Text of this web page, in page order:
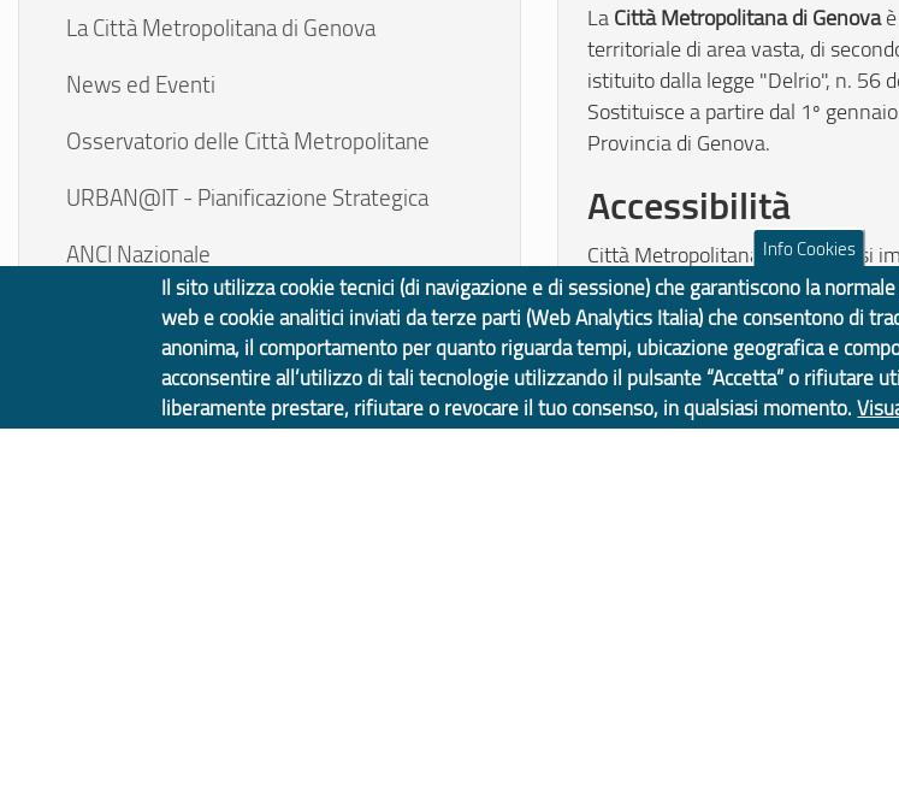
La Città Metropolitana di Genova
News ed Eventi
Osservatorio delle Città Metropolitane
URBAN@IT - Pianificazione Strategica
ANCI Nazionale
ANCI Liguria
La Città Metropolitana di Genovaè
territoriale di area vasta, di
istituito dalla legge "Delrio", n. 56
Sostituisce a partire dal 1º
Provincia di Genova.
Accessibilità
Città Metropolitana di Genova si
rendere il proprio sito web
conformemente al D.lgs. 10
che ha recepito la direttiva UE
Parlamento europeo e del
Dichiarazione di Accessibilità
Info Cookies
Il sito utilizza cookie tecnici (di navigazione e di sessione) che garantiscono la
web e cookie analitici inviati da terze parti (Web Analytics Italia) che consentono di
anonima, il comportamento per quanto riguarda tempi, ubicazione geografica e
acconsentire all’utilizzo di tali tecnologie utilizzando il pulsante “Accetta” o rifiutare
liberamente prestare, rifiutare o revocare il tuo consenso, in qualsiasi momento.